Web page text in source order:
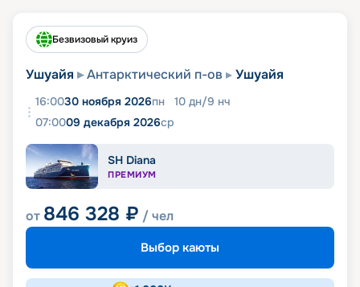
Безвизовый круиз
Ушуайя Антарктический п-ов Ушуайя
16:0030 ноября 2026пн 10 дн/9 нч
07:0009 декабря 2026ср
SH Diana
ПРЕМИУМ
от 846 328 ₽ / чел
Выбор каюты